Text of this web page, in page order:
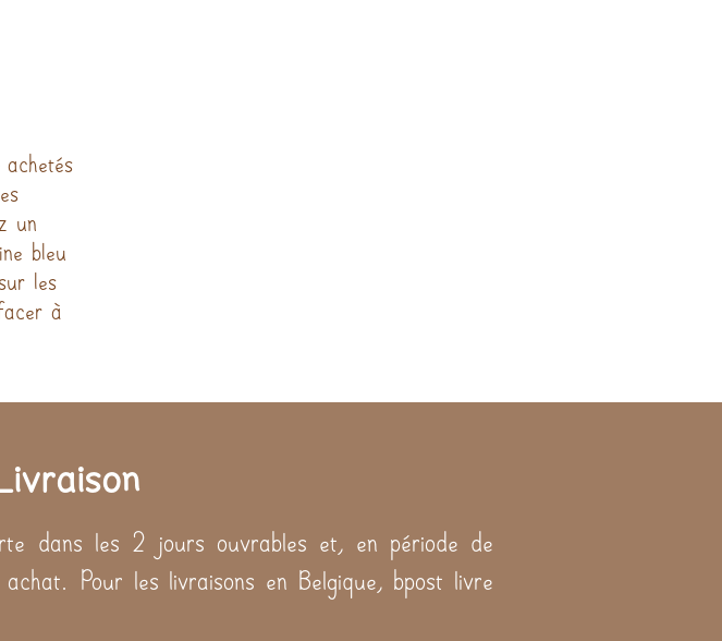
achetés
un
bleu
les
à
dans les 2 jours ouvrables et, en période de
Pour les livraisons en Belgique, bpost livre